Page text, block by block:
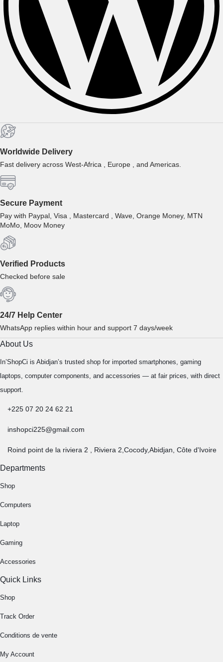
Worldwide Delivery
Fast delivery across West-Africa , Europe , and Americas.
Secure Payment
Pay with Paypal, Visa , Mastercard , Wave, Orange Money, MTN
MoMo, Moov Money
Verified Products
Checked before sale
24/7 Help Center
WhatsApp replies within hour and support 7 days/week
About Us
In’ShopCi is Abidjan’s trusted shop for imported smartphones, gaming
laptops, computer components, and accessories — at fair prices, with direct
support.
+225 07 20 24 62 21
inshopci225@gmail.com
Roind point de la riviera 2 , Riviera 2,Cocody,Abidjan, Côte d'Ivoire
Departments
Shop
Computers
Laptop
Gaming
Accessories
Quick Links
Shop
Track Order
Conditions de vente
My Account